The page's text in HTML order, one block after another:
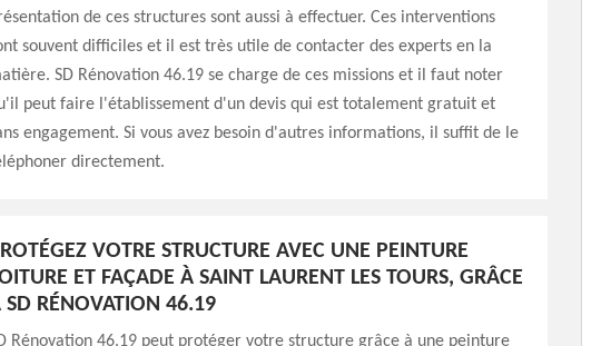
de ces structures sont aussi à effectuer. Ces interventions
souvent difficiles et il est très utile de contacter des experts en la
SD Rénovation 46.19 se charge de ces missions et il faut noter
peut faire l'établissement d'un devis qui est totalement gratuit et
engagement. Si vous avez besoin d'autres informations, il suffit de le
directement.
VOTRE STRUCTURE AVEC UNE PEINTURE
ET FAÇADE À SAINT LAURENT LES TOURS, GRÂCE
SD RÉNOVATION 46.19
Rénovation 46.19 peut protéger votre structure grâce à une peinture